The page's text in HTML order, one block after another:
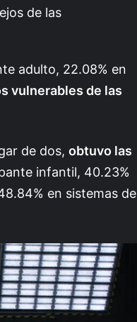
de las
adulto, 22.08% en
vulnerables de las
de dos, obtuvo las
infantil, 40.23%
en sistemas de